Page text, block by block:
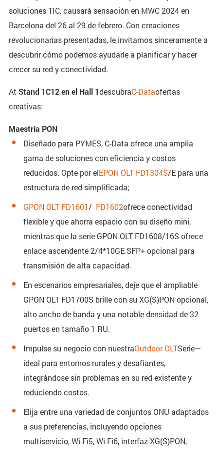
soluciones TIC, causará sensación en MWC 2024 en
Barcelona del 26 al 29 de febrero. Con creaciones
revolucionarias presentadas, le invitamos sinceramente a
descubrir cómo podemos ayudarle a planificar y hacer
crecer su red y conectividad.
At Stand 1C12 en el Hall 1descubraC-Dataofertas
creativas:
Maestría PON
Diseñado para PYMES, C-Data ofrece una amplia
gama de soluciones con eficiencia y costos
reducidos. Opte por elEPON OLT FD1304S/E para una
estructura de red simplificada;
GPON OLT FD1601/ FD1602ofrece conectividad
flexible y que ahorra espacio con su diseño mini,
mientras que la serie GPON OLT FD1608/16S ofrece
enlace ascendente 2/4*10GE SFP+ opcional para
transmisión de alta capacidad.
En escenarios empresariales, deje que el ampliable
GPON OLT FD1700S brille con su XG(S)PON opcional,
alto ancho de banda y una notable densidad de 32
puertos en tamaño 1 RU.
Impulse su negocio con nuestraOutdoor OLTSerie—
ideal para entornos rurales y desafiantes,
integrándose sin problemas en su red existente y
reduciendo costos.
Elija entre una variedad de conjuntos ONU adaptados
a sus preferencias, incluyendo opciones
multiservicio, Wi-Fi5, Wi-Fi6, interfaz XG(S)PON,